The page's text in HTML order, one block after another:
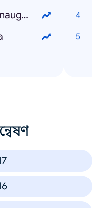
A qué hora es la inauguración del Mundial